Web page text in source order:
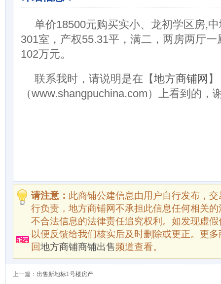
单价18500元购买实小、龙初学区房,
301室，产权55.31平，满二，两房两厅
102万元。
联系我时，请说明是在【地方商铺网 】
（www.shangpuchina.com）上看到的，
请注意： 此商铺公建信息由用户自行发布，
行负责，地方商铺网不承担此信息任何相关
不合法信息的法律责任追究权利。如发现虚
以便反馈给我们核实后及时删除或更正。更
回地方商铺商铺出售频道查看。
上一篇： 出售新地标1号楼房产